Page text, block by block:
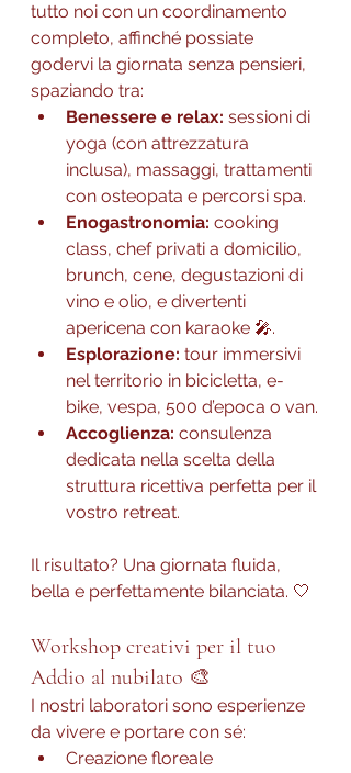
tutto noi con un coordinamento
completo, affinché possiate
godervi la giornata senza pensieri,
spaziando tra:
Benessere e relax: sessioni di
yoga (con attrezzatura
inclusa), massaggi, trattamenti
con osteopata e percorsi spa.
Enogastronomia: cooking
class, chef privati a domicilio,
brunch, cene, degustazioni di
vino e olio, e divertenti
apericena con karaoke 🎤.
Esplorazione: tour immersivi
nel territorio in bicicletta, e-
bike, vespa, 500 d’epoca o van.
Accoglienza: consulenza
dedicata nella scelta della
struttura ricettiva perfetta per il
vostro retreat.
Il risultato? Una giornata fluida,
bella e perfettamente bilanciata. 🤍
Workshop creativi per il tuo
Addio al nubilato 🎨
I nostri laboratori sono esperienze
da vivere e portare con sé:
Creazione floreale